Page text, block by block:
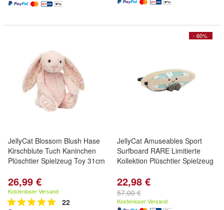
JellyCat Blossom Blush Hase
Kirschblute Tuch Kaninchen
Plüschtier Spielzeug Toy 31cm
26,99 €
Kostenloser Versand
22
- 60%
JellyCat Amuseables Sport
Surfboard RARE Limitierte
Kollektion Plüschtier Spielzeug
22,98 €
57,00 €
Kostenloser Versand